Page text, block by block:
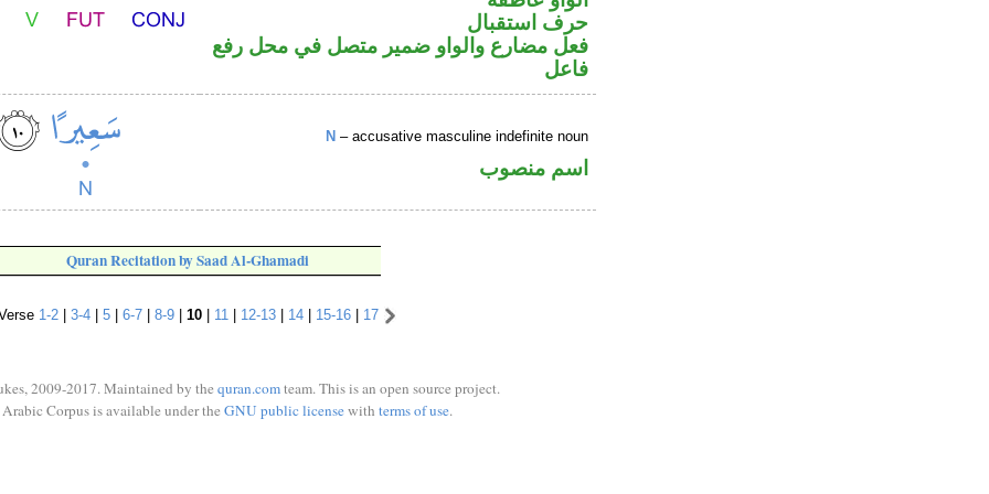
حرف استقبال
فعل مضارع والواو ضمير متصل في محل رفع
فاعل
N – accusative masculine indefinite noun
اسم منصوب
Quran Recitation by Saad Al-Ghamadi
1-2| 3-4| 5| 6-7| 8-9| 10| 11 12-13| 14| 15-16| 17
2009-2017. Maintained by the quran.comteam. This is an open source project.
Corpus is available under the GNU public licensewith terms of use.